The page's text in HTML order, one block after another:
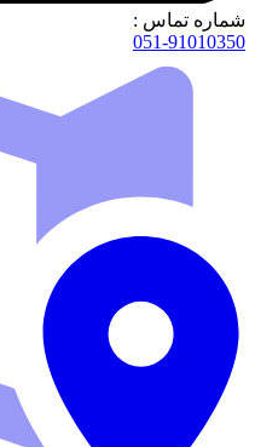
شماره تماس :
051-91010350